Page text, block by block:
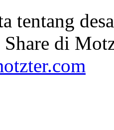
tentang
Share di